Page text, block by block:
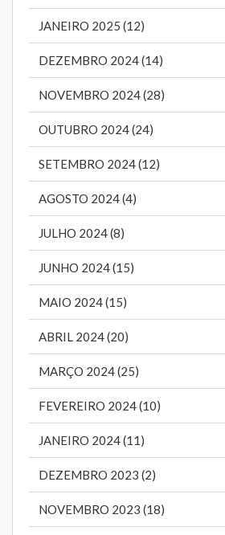
JANEIRO 2025 (12)
DEZEMBRO 2024 (14)
NOVEMBRO 2024 (28)
OUTUBRO 2024 (24)
SETEMBRO 2024 (12)
AGOSTO 2024 (4)
JULHO 2024 (8)
JUNHO 2024 (15)
MAIO 2024 (15)
ABRIL 2024 (20)
MARÇO 2024 (25)
FEVEREIRO 2024 (10)
JANEIRO 2024 (11)
DEZEMBRO 2023 (2)
NOVEMBRO 2023 (18)